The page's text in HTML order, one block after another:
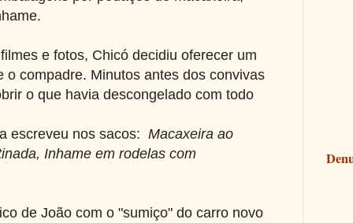
e fotos, Chicó decidiu oferecer um
o compadre. Minutos antes dos convivas
o que havia descongelado com todo
escreveu nos sacos: Macaxeira ao
Inhame em rodelas com
de João com o "sumiço" do carro novo